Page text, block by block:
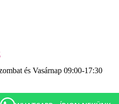
térítés ellenében)
és Vasárnap 09:00-17:30